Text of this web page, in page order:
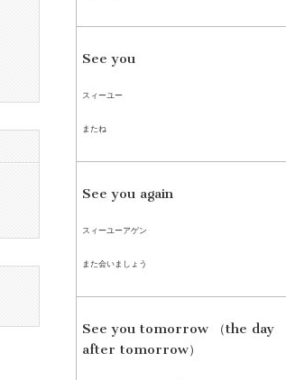
See you
スィーユー
またね
See you again
スィーユーアゲン
また会いましょう
See you tomorrow （the day
after tomorrow）